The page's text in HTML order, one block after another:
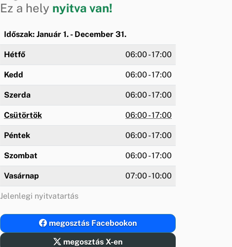
Ez a hely nyitva van!
Időszak: Január 1. - December 31.
Hétfő 06:00 - 17:00
Kedd 06:00 - 17:00
Szerda 06:00 - 17:00
Csütörtök 06:00 - 17:00
Péntek 06:00 - 17:00
Szombat 06:00 - 17:00
Vasárnap 07:00 - 10:00
Jelenlegi nyitvatartás
megosztás Facebookon
megosztás X-en